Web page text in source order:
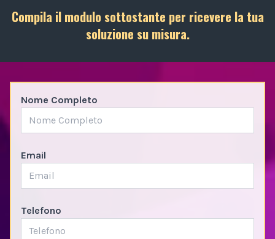
Compila il modulo sottostante per ricevere la tua
soluzione su misura.
Nome Completo
Email
Telefono